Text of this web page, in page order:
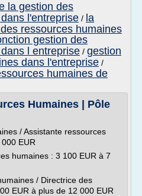
la gestion des
l'entreprise / la
ressources humaines
gestion des
l entreprise / gestion
dans l'entreprise /
humaines de
Humaines | Pôle
/ Assistante ressources
EUR
humaines : 3 100 EUR à 7
/ Directrice des
EUR à plus de 12 000 EUR